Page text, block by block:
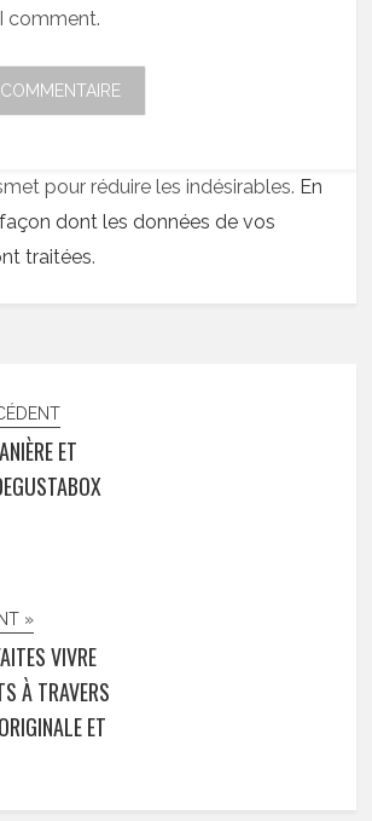
comment.
pour réduire les indésirables. En
dont les données de vos
traitées.
ET
»
VIVRE
À TRAVERS
ET